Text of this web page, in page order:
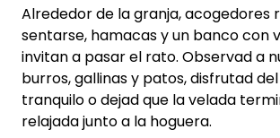
Alrededor de la granja, acogedores
sentarse, hamacas y un banco con
invitan a pasar el rato. Observad a
burros, gallinas y patos, disfrutad
tranquilo o dejad que la velada
relajada junto a la hoguera.